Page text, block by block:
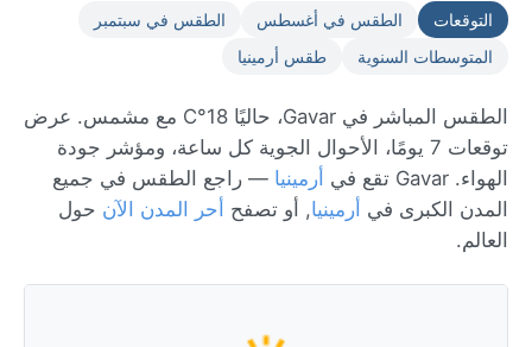
التوقعات الطقس في أغسطس
الطقس في سبتمبر
المتوسطات السنوية
طقس أرمينيا
الطقس المباشر في Gavar، حاليًا 18°C مع مشمس. عرض
توقعات 7 يومًا، الأحوال الجوية كل ساعة، ومؤشر جودة
الهواء. Gavar تقع في
أرمينيا — راجع الطقس في جميع
المدن الكبرى في أرمينيا, أو تصفح أحر المدن الآن حول
العالم.